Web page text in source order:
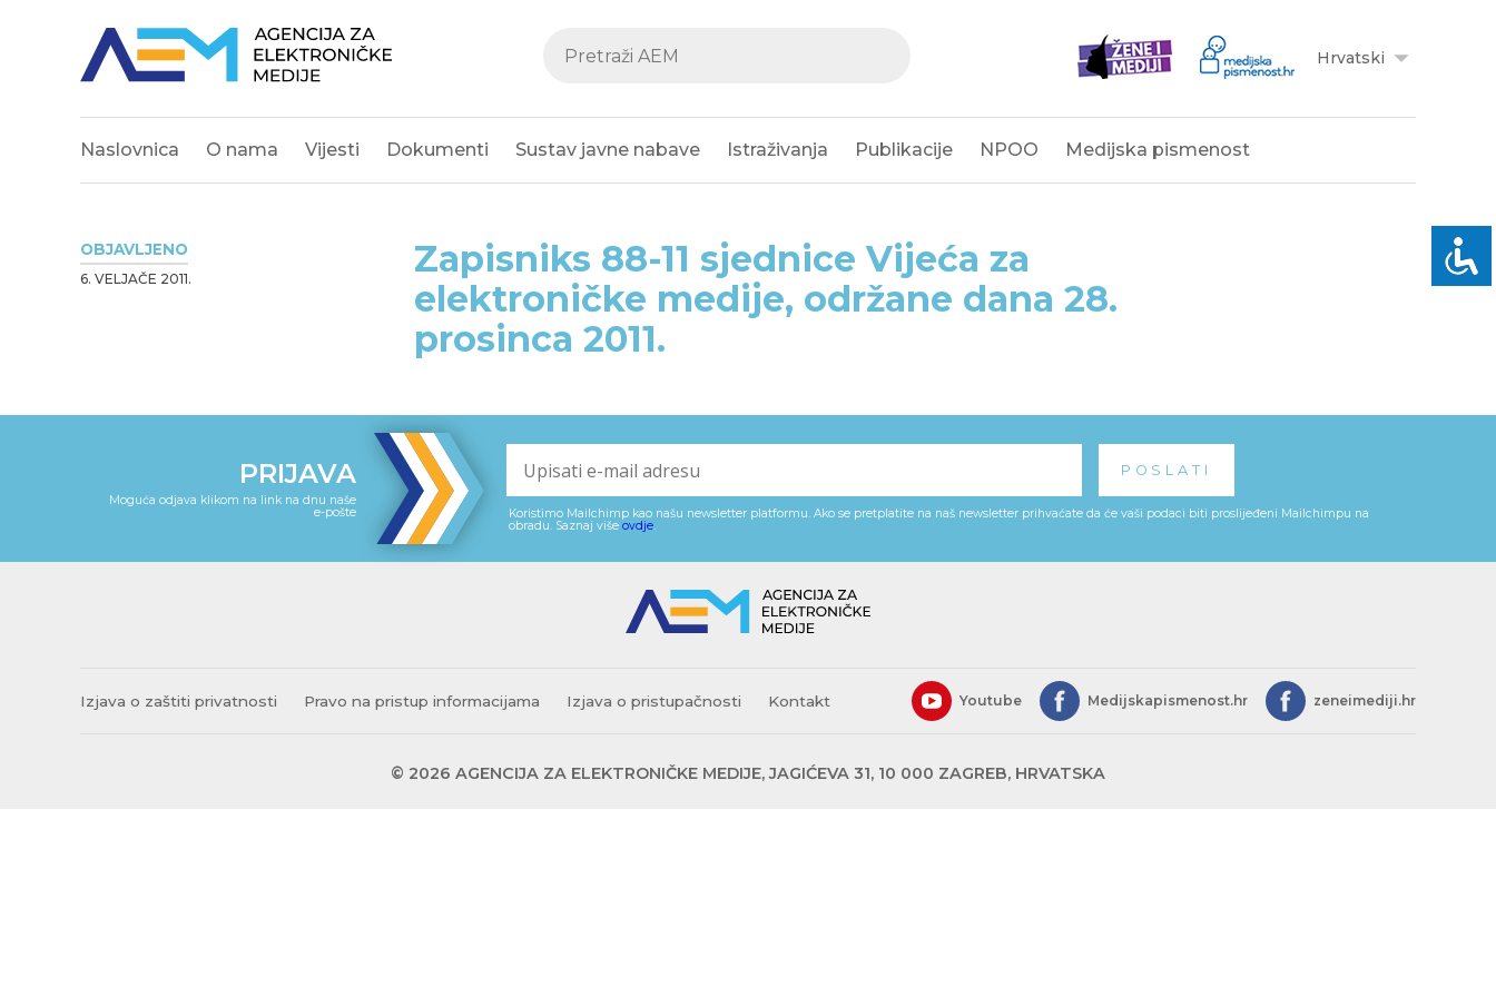
Hrvatski
Naslovnica O nama Vijesti Dokumenti Sustav javne nabave Istraživanja Publikacije NPOO Medijska pismenost
OBJAVLJENO
6. VELJAČE 2011.
Zapisniks 88-11 sjednice Vijeća za
elektroničke medije, održane dana 28.
prosinca 2011.
PRIJAVA
Moguća odjava klikom na link na dnu naše
e-pošte
Koristimo Mailchimp kao našu newsletter platformu. Ako se pretplatite na naš newsletter prihvaćate da će vaši podaci biti proslijeđeni Mailchimpu na
obradu. Saznaj više ovdje.
Izjava o zaštiti privatnosti Pravo na pristup informacijama Izjava o pristupačnosti Kontakt Youtube Medijskapismenost.hr zeneimediji.hr
© 2026 AGENCIJA ZA ELEKTRONIČKE MEDIJE, JAGIĆEVA 31, 10 000 ZAGREB, HRVATSKA